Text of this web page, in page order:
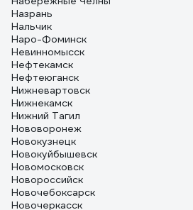
Назрань
Нальчик
Наро-Фоминск
Невинномысск
Нефтекамск
Нефтеюганск
Нижневартовск
Нижнекамск
Нижний Тагил
Нововоронеж
Новокузнецк
Новокуйбышевск
Новомосковск
Новороссийск
Новочебоксарск
Новочеркасск